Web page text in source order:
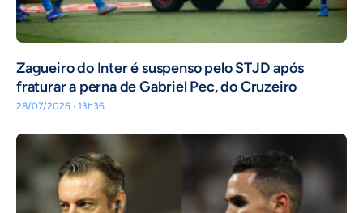
Zagueiro do Inter é suspenso pelo STJD após
fraturar a perna de Gabriel Pec, do Cruzeiro
28/07/2026 · 13h36